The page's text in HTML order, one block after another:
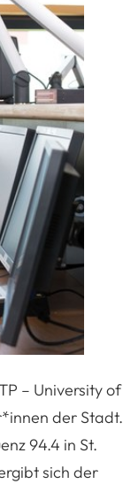
– University of
der Stadt.
94.4 in St.
sich der